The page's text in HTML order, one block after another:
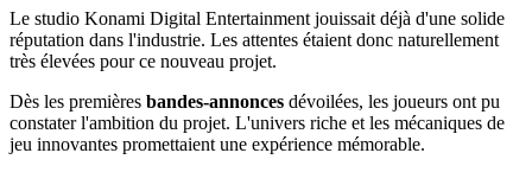
Le studio Konami Digital Entertainment jouissait déjà d'une solide
réputation dans l'industrie. Les attentes étaient donc naturellement
très élevées pour ce nouveau projet.
Dès les premières bandes-annonces dévoilées, les joueurs ont pu
constater l'ambition du projet. L'univers riche et les mécaniques de
jeu innovantes promettaient une expérience mémorable.